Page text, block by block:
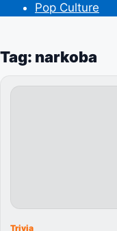
Pop Culture
Tag: narkoba
Trivia